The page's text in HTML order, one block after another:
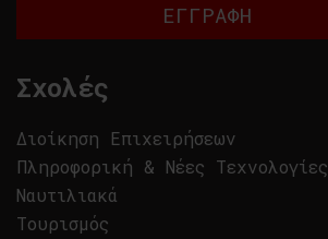
Σχολές
Διοίκηση Επιχειρήσεων
Πληροφορική & Νέες Τεχνολογίες
Ναυτιλιακά
Τουρισμός